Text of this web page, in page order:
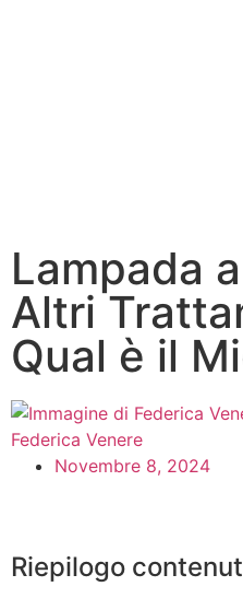
Lampada
Altri
Qual è il
Federica Venere
Novembre 8, 2024
Riepilogo